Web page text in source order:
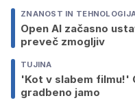
ZNANOST IN
Open AI začasno
preveč zmogljiv
TUJINA
'Kot v slabem filmu!'
gradbeno jamo